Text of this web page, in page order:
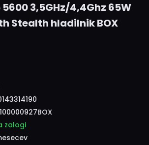
5600 3,5GHz/4,4Ghz 65W
Stealth hladilnik BOX
zalogi